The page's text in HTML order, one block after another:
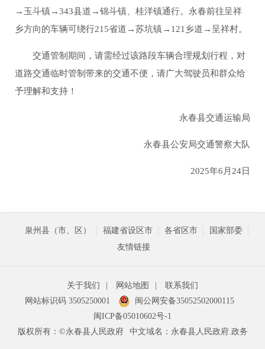
→玉斗镇→343县道→锦斗镇、桂洋镇通行。永春前往呈祥
乡方向的车辆可绕行215省道→苏坑镇→121乡道→呈祥村。
交通管制期间，请需经过该路段车辆合理规划行程，对
道路交通临时管制带来的交通不便，请广大驾驶员和群众给
予理解和支持！
永春县交通运输局
永春县公安局交通警察大队
2025年6月24日
泉州县（市、区） 福建省设区市 各省区市
国家部委
友情链接
关于我们 | 网站地图 |
联系我们
网站标识码 3505250001
闽公网安备35052502000115
闽ICP备05010602号-1
版权所有：©永春县人民政府
中文域名：永春县人民政府.政务